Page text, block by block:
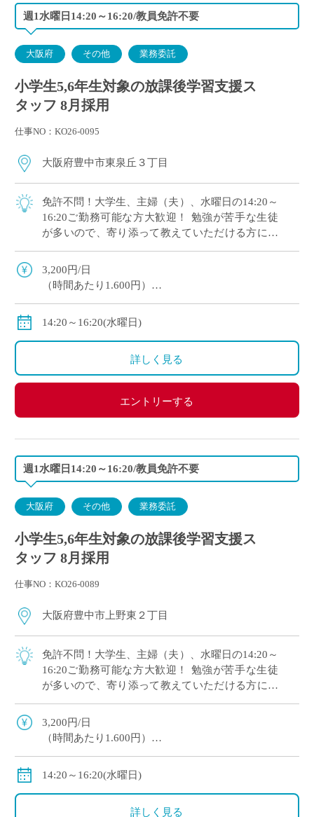
週1水曜日14:20～16:20/教員免許不要
大阪府 その他 業務委託
小学生5,6年生対象の放課後学習支援ス
タッフ 8月採用
仕事NO：KO26-0095
大阪府豊中市東泉丘３丁目
免許不問！大学生、主婦（夫）、水曜日の14:20～
16:20ご勤務可能な方大歓迎！ 勉強が苦手な生徒
が多いので、寄り添って教えていただける方にオ
ススメです。 マイカー通勤OK（交通費補助あ
り）※一部マイカー不可の学校あり
3,200円/日
（時間あたり1.600円）
交通費全額支給
＊業務委託契約の報酬モデルを記載しています。
14:20～16:20(水曜日)
詳しく見る
エントリーする
週1水曜日14:20～16:20/教員免許不要
大阪府 その他 業務委託
小学生5,6年生対象の放課後学習支援ス
タッフ 8月採用
仕事NO：KO26-0089
大阪府豊中市上野東２丁目
免許不問！大学生、主婦（夫）、水曜日の14:20～
16:20ご勤務可能な方大歓迎！ 勉強が苦手な生徒
が多いので、寄り添って教えていただける方にオ
ススメです。 マイカー通勤OK（交通費補助あ
り）※一部マイカー不可の学校あり
3,200円/日
（時間あたり1.600円）
交通費全額支給
＊業務委託契約の報酬モデルを記載しています。
14:20～16:20(水曜日)
詳しく見る